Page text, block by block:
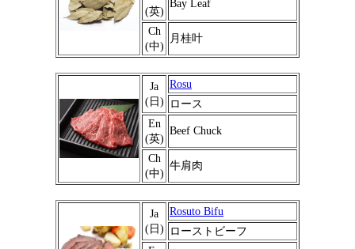
(英)
Bay Leaf
Ch
(中)
月桂叶
Ja
(日)
Rosu
ロース
En
(英)
Beef Chuck
Ch
(中)
牛肩肉
Ja
(日)
Rosuto Bifu
ローストビーフ